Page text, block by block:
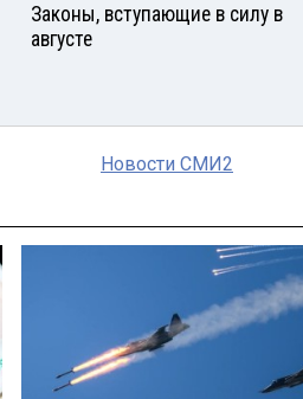
Законы, вступающие в силу в
августе
Новости СМИ2